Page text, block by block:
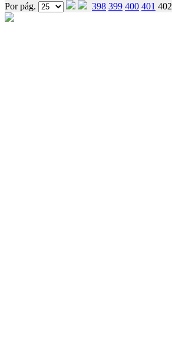
Por pág.
398 399 400 401 402